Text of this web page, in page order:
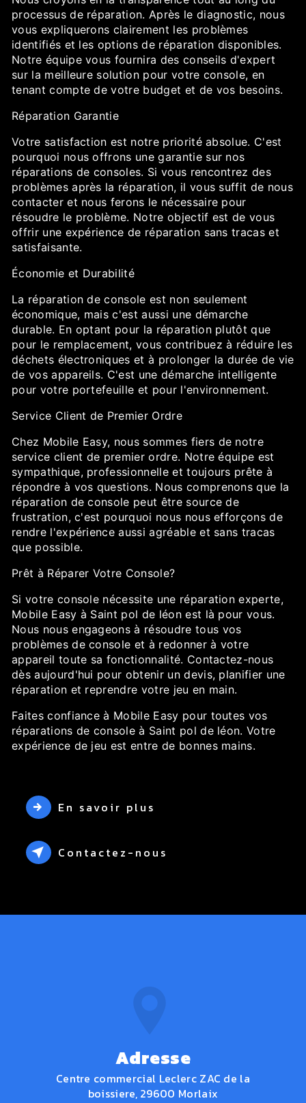
processus de réparation. Après le diagnostic, nous
vous expliquerons clairement les problèmes
identifiés et les options de réparation disponibles.
Notre équipe vous fournira des conseils d'expert
sur la meilleure solution pour votre console, en
tenant compte de votre budget et de vos besoins.
Réparation Garantie
Votre satisfaction est notre priorité absolue. C'est
pourquoi nous offrons une garantie sur nos
réparations de consoles. Si vous rencontrez des
problèmes après la réparation, il vous suffit de nous
contacter et nous ferons le nécessaire pour
résoudre le problème. Notre objectif est de vous
offrir une expérience de réparation sans tracas et
satisfaisante.
Économie et Durabilité
La réparation de console est non seulement
économique, mais c'est aussi une démarche
durable. En optant pour la réparation plutôt que
pour le remplacement, vous contribuez à réduire les
déchets électroniques et à prolonger la durée de vie
de vos appareils. C'est une démarche intelligente
pour votre portefeuille et pour l'environnement.
Service Client de Premier Ordre
Chez Mobile Easy, nous sommes fiers de notre
service client de premier ordre. Notre équipe est
sympathique, professionnelle et toujours prête à
répondre à vos questions. Nous comprenons que la
réparation de console peut être source de
frustration, c'est pourquoi nous nous efforçons de
rendre l'expérience aussi agréable et sans tracas
que possible.
Prêt à Réparer Votre Console?
Si votre console nécessite une réparation experte,
Mobile Easy à Saint pol de léon est là pour vous.
Nous nous engageons à résoudre tous vos
problèmes de console et à redonner à votre
appareil toute sa fonctionnalité. Contactez-nous
dès aujourd'hui pour obtenir un devis, planifier une
réparation et reprendre votre jeu en main.
Faites confiance à Mobile Easy pour toutes vos
réparations de console à Saint pol de léon. Votre
expérience de jeu est entre de bonnes mains.
En savoir plus
Contactez-nous
Adresse
Centre commercial Leclerc ZAC de la
boissiere, 29600 Morlaix